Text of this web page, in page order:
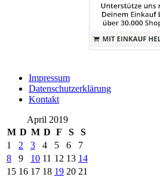
Impressum
Datenschutzerklärung
Kontakt
April 2019
M D M D F S
S
1
2 3 4 5 6
7
8
9 10 11 12 13 14
15 16 17 18 19 20 21